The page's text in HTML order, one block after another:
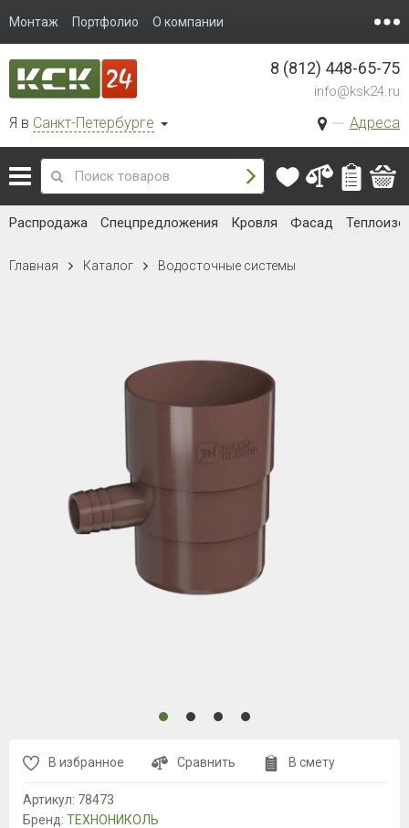
Монтаж Портфолио О компании
Я в Санкт-Петербурге Адреса
8 (812) 448-65-75
info@ksk24.ru
Распродажа Спецпредложения Кровля Фасад
Главная Каталог Водосточные системы
В избранное Сравнить В смету
Артикул: 78473
Бренд: ТЕХНОНИКОЛЬ